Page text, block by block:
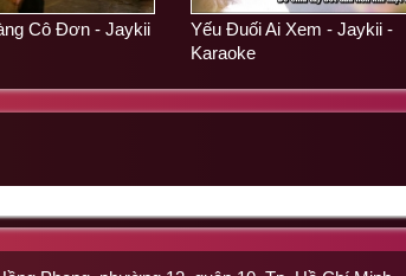
Cô Đơn - Jaykii
Yếu Đuối Ai Xem - Jaykii -
Karaoke